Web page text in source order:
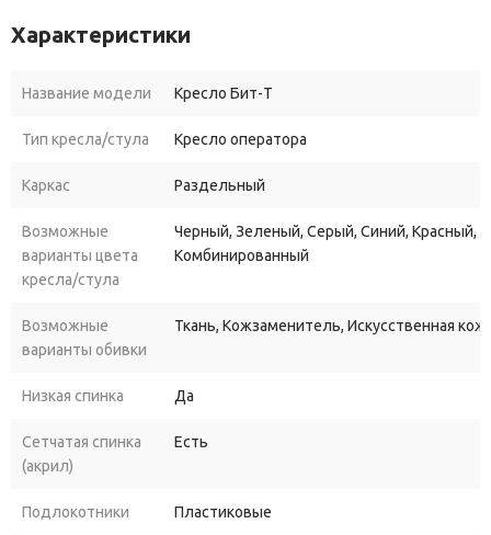
Характеристики
Название модели Кресло Бит-T
Тип кресла/стула Кресло оператора
Каркас Раздельный
Возможные
варианты цвета
кресла/стула
Черный, Зеленый, Серый, Синий, Красный,
Комбинированный
Возможные
варианты обивки
Ткань, Кожзаменитель, Искусственная
Низкая спинка Да
Сетчатая спинка
(акрил)
Есть
Подлокотники Пластиковые